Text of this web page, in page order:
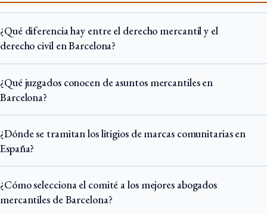
¿Qué diferencia hay entre el derecho mercantil y el
derecho civil en Barcelona?
¿Qué juzgados conocen de asuntos mercantiles en
Barcelona?
¿Dónde se tramitan los litigios de marcas comunitarias en
España?
¿Cómo selecciona el comité a los mejores abogados
mercantiles de Barcelona?